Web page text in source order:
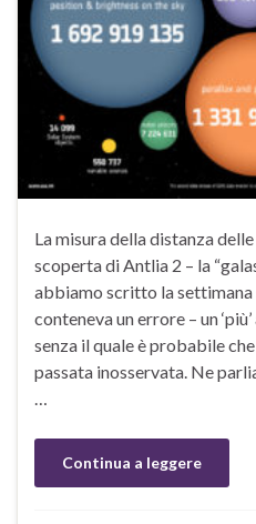
La misura della distanza
scoperta di Antlia 2 – la
abbiamo scritto la settimana
conteneva un errore – un ‘più’
senza il quale è probabile
passata inosservata. Ne
…
Continua a leggere